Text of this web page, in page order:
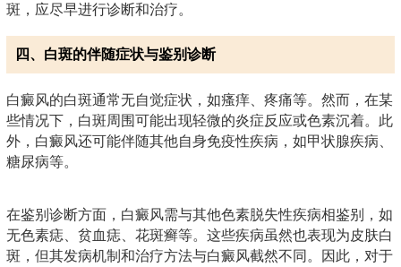
斑，应尽早进行诊断和治疗。
四、白斑的伴随症状与鉴别诊断
白癜风的白斑通常无自觉症状，如瘙痒、疼痛等。然而，在某
些情况下，白斑周围可能出现轻微的炎症反应或色素沉着。此
外，白癜风还可能伴随其他自身免疫性疾病，如甲状腺疾病、
糖尿病等。
在鉴别诊断方面，白癜风需与其他色素脱失性疾病相鉴别，如
无色素痣、贫血痣、花斑癣等。这些疾病虽然也表现为皮肤白
斑，但其发病机制和治疗方法与白癜风截然不同。因此，对于